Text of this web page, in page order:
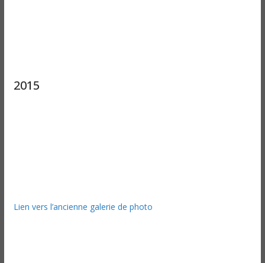
2015
Lien vers l’ancienne galerie de photo